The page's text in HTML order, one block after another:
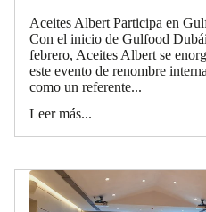
Aceites Albert Participa en
Con el inicio de Gulfood
febrero, Aceites Albert se
este evento de renombre
como un referente...
Leer más...